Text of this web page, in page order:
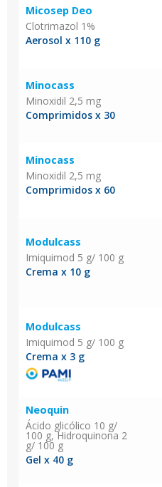
Micosep Deo
Clotrimazol 1%
Aerosol x 110 g
Minocass
Minoxidil 2,5 mg
Comprimidos x 30
Minocass
Minoxidil 2,5 mg
Comprimidos x 60
Modulcass
Imiquimod 5 g/ 100 g
Crema x 10 g
Modulcass
Imiquimod 5 g/ 100 g
Crema x 3 g
Neoquin
Ácido glicólico 10 g/
100 g, Hidroquinona 2
g/ 100 g
Gel x 40 g